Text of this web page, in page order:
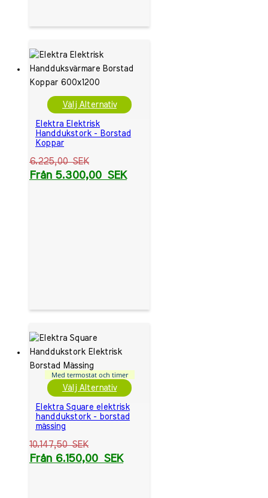
Välj Alternativ
Elektra Elektrisk
Handdukstork - Borstad
Koppar
6.225,00SEK
Från 5.300,00 SEK
Med termostat och timer
Välj Alternativ
Elektra Square elektrisk
handdukstork - borstad
mässing
10.147,50SEK
Från 6.150,00 SEK